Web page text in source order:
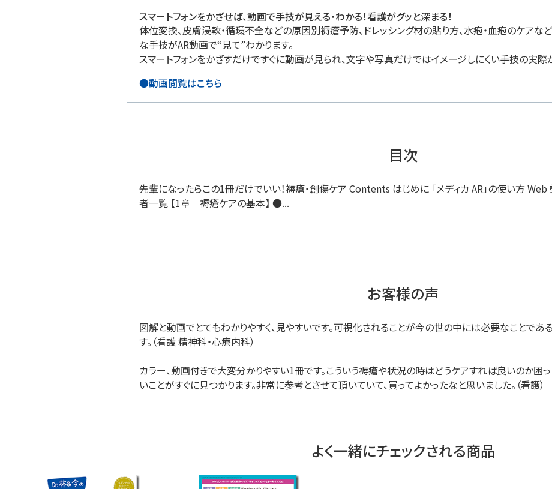
スマートフォンをかざせば、動画で手技が見える・わかる！看護がグッと深まる！
体位変換、皮膚浸軟・循環不全などの原因別褥瘡予防、ドレッシング材の貼り方、水疱・血疱のケアな
な手技がAR動画で“見て”わかります。
スマートフォンをかざすだけですぐに動画が見られ、文字や写真だけではイメージしにくい手技の実際
●動画閲覧はこちら
目次
先輩になったらこの1冊だけでいい！褥瘡・創傷ケア Contents はじめに 「メディカ AR」の使い方
者一覧 【1章 褥瘡ケアの基本】 ●...
お客様の声
図解と動画でとてもわかりやすく、見やすいです。可視化されることが今の世の中には必要なことであ
す。（看護 精神科・心療内科）
カラー、動画付きで大変分かりやすい1冊です。こういう褥瘡や状況の時はどうケアすれば良いのか困
いことがすぐに見つかります。非常に参考とさせて頂いていて、買ってよかったなと思いました。（看護）
よく一緒にチェックされる商品